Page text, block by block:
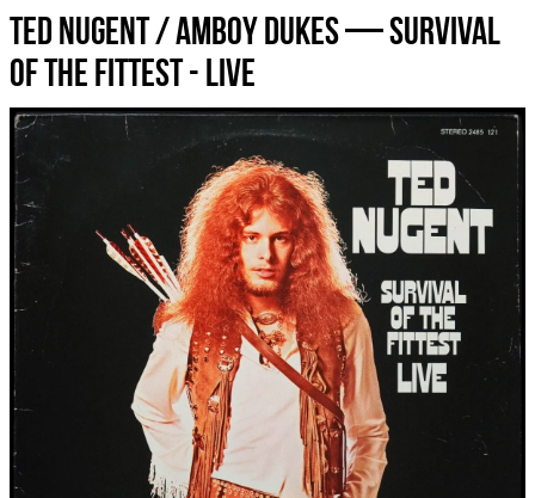
Ted Nugent / Amboy Dukes — Survival
Of The Fittest - Live